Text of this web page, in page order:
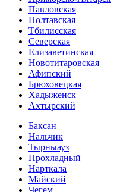
Павловская
Полтавская
Тбилисская
Северская
Елизаветинская
Новотитаровская
Афипский
Брюховецкая
Хадыженск
Ахтырский
Баксан
Нальчик
Тырныауз
Прохладный
Нарткала
Майский
Чегем